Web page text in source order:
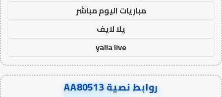
مباريات اليوم مباشر
يلا لايف
yalla live
روابط نصية AA80513